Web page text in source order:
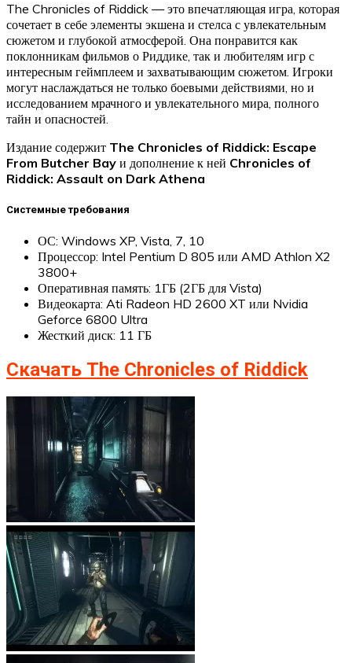
The Chronicles of Riddick — это впечатляющая игра, которая
сочетает в себе элементы экшена и стелса с увлекательным
сюжетом и глубокой атмосферой. Она понравится как
поклонникам фильмов о Риддике, так и любителям игр с
интересным геймплеем и захватывающим сюжетом. Игроки
могут наслаждаться не только боевыми действиями, но и
исследованием мрачного и увлекательного мира, полного
тайн и опасностей.
Издание содержит The Chronicles of Riddick: Escape
From Butcher Bay и дополнение к ней Chronicles of
Riddick: Assault on Dark Athena
Системные требования
ОС: Windows XP, Vista, 7, 10
Процессор: Intel Pentium D 805 или AMD Athlon X2
3800+
Оперативная память: 1ГБ (2ГБ для Vista)
Видеокарта: Ati Radeon HD 2600 XT или Nvidia
Geforce 6800 Ultra
Жесткий диск: 11 ГБ
Скачать The Chronicles of Riddick